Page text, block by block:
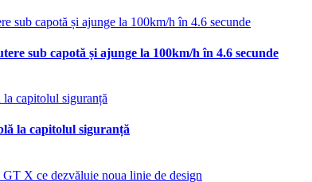
sub capotă și ajunge la 100km/h în 4.6 secunde
la capitolul siguranță